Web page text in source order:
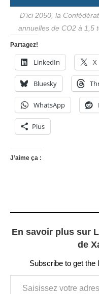
D’ici 2050, la
annuelles de CO2 à 1,5
Partagez!
LinkedIn X
Bluesky
WhatsApp
Plus
J’aime ça :
En savoir plus sur
de
Subscribe to get the
Saisissez votre adresse e-mail…